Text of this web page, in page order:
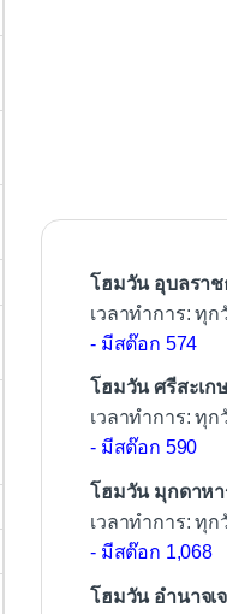
โฮมวัน อุบลรา
เวลาทำการ: ทุก
- มีสต๊อก 574
โฮมวัน ศรีสะเก
เวลาทำการ: ทุก
- มีสต๊อก 590
โฮมวัน มุกดาหา
เวลาทำการ: ทุก
- มีสต๊อก 1,068
โฮมวัน อำนาจเ